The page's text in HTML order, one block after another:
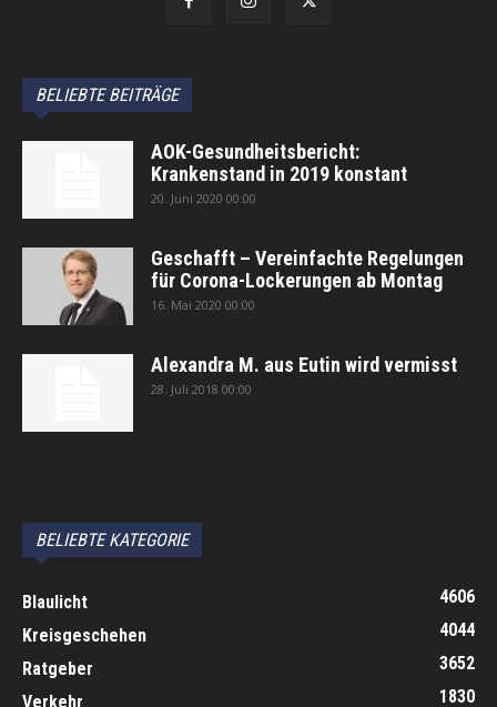
BELIEBTE BEITRÄGE
AOK-Gesundheitsbericht:
Krankenstand in 2019 konstant
20. Juni 2020 00:00
Geschafft – Vereinfachte Regelungen
für Corona-Lockerungen ab Montag
16. Mai 2020 00:00
Alexandra M. aus Eutin wird vermisst
28. Juli 2018 00:00
BELIEBTE KATEGORIE
Blaulicht
4606
Kreisgeschehen
4044
Ratgeber
3652
Verkehr
1830